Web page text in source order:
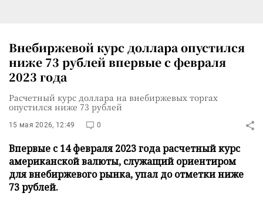
Внебиржевой курс доллара опустился
ниже 73 рублей впервые с февраля
2023 года
Расчетный курс доллара на внебиржевых торгах
опустился ниже 73 рублей
15 мая 2026, 12:49 0
Впервые с 14 февраля 2023 года расчетный курс
американской валюты, служащий ориентиром
для внебиржевого рынка, упал до отметки ниже
73 рублей.